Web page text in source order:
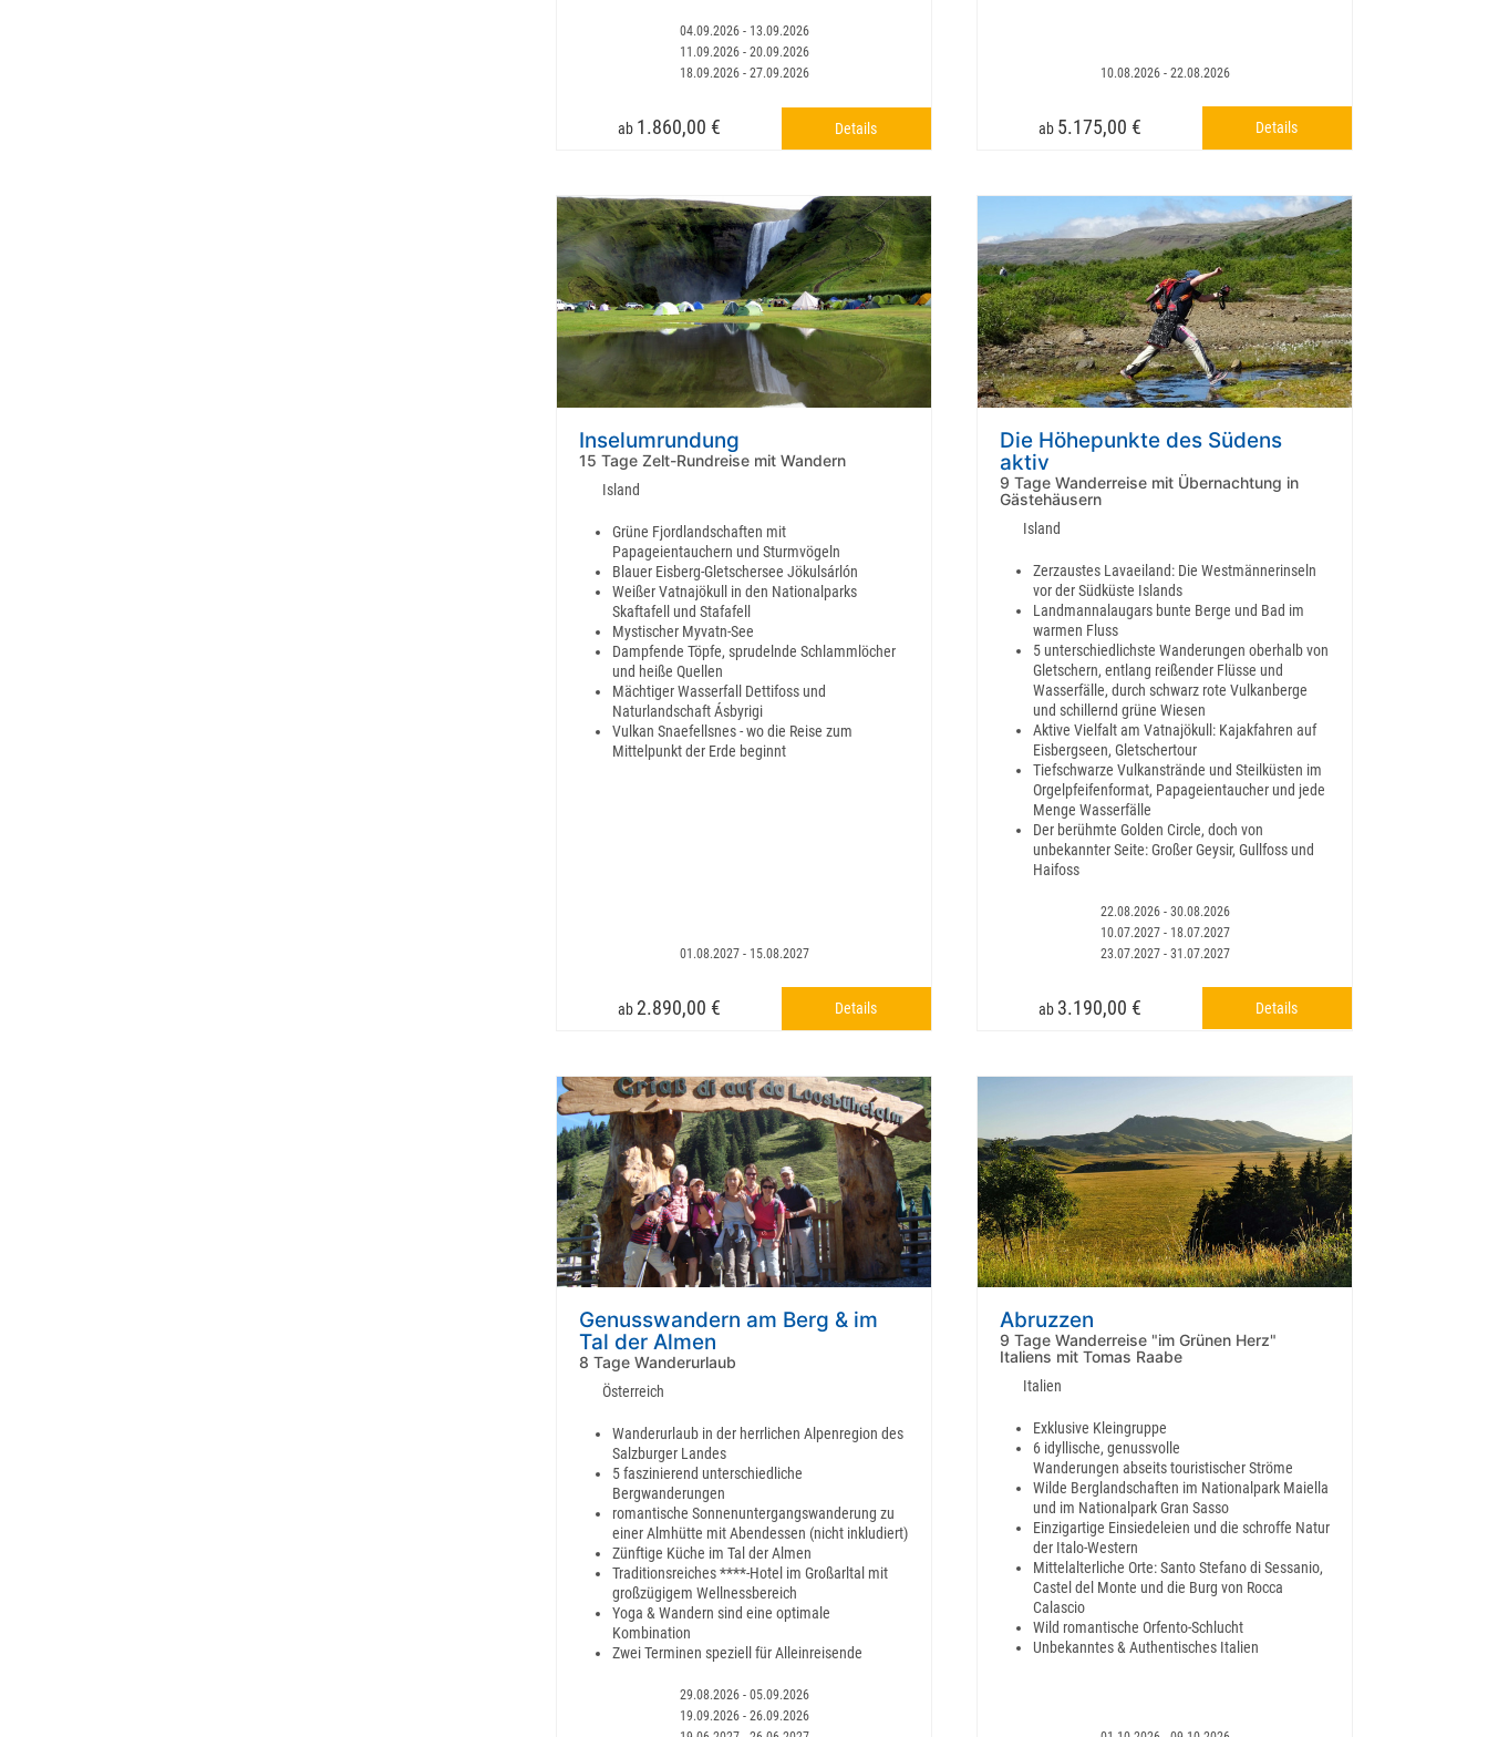
04.09.2026 - 13.09.2026
11.09.2026 - 20.09.2026
18.09.2026 - 27.09.2026
ab 1.860,00 € Details
10.08.2026 - 22.08.2026
ab 5.175,00 € Details
Inselumrundung
15 Tage Zelt-Rundreise mit Wandern
Island
Grüne Fjordlandschaften mit
Papageientauchern und Sturmvögeln
Blauer Eisberg-Gletschersee Jökulsárlón
Weißer Vatnajökull in den Nationalparks
Skaftafell und Stafafell
Mystischer Myvatn-See
Dampfende Töpfe, sprudelnde Schlammlöcher
und heiße Quellen
Mächtiger Wasserfall Dettifoss und
Naturlandschaft Ásbyrigi
Vulkan Snaefellsnes - wo die Reise zum
Mittelpunkt der Erde beginnt
01.08.2027 - 15.08.2027
ab 2.890,00 € Details
Die Höhepunkte des Südens
aktiv
9 Tage Wanderreise mit Übernachtung in
Gästehäusern
Island
Zerzaustes Lavaeiland: Die Westmännerinseln
vor der Südküste Islands
Landmannalaugars bunte Berge und Bad im
warmen Fluss
5 unterschiedlichste Wanderungen oberhalb von
Gletschern, entlang reißender Flüsse und
Wasserfälle, durch schwarz rote Vulkanberge
und schillernd grüne Wiesen
Aktive Vielfalt am Vatnajökull: Kajakfahren auf
Eisbergseen, Gletschertour
Tiefschwarze Vulkanstrände und Steilküsten im
Orgelpfeifenformat, Papageientaucher und jede
Menge Wasserfälle
Der berühmte Golden Circle, doch von
unbekannter Seite: Großer Geysir, Gullfoss und
Haifoss
22.08.2026 - 30.08.2026
10.07.2027 - 18.07.2027
23.07.2027 - 31.07.2027
ab 3.190,00 € Details
Genusswandern am Berg & im
Tal der Almen
8 Tage Wanderurlaub
Österreich
Wanderurlaub in der herrlichen Alpenregion des
Salzburger Landes
5 faszinierend unterschiedliche
Bergwanderungen
romantische Sonnenuntergangswanderung zu
einer Almhütte mit Abendessen (nicht inkludiert)
Zünftige Küche im Tal der Almen
Traditionsreiches ****-Hotel im Großarltal mit
großzügigem Wellnessbereich
Yoga & Wandern sind eine optimale
Kombination
Zwei Terminen speziell für Alleinreisende
29.08.2026 - 05.09.2026
19.09.2026 - 26.09.2026
Abruzzen
9 Tage Wanderreise "im Grünen Herz"
Italiens mit Tomas Raabe
Italien
Exklusive Kleingruppe
6 idyllische, genussvolle
Wanderungen abseits touristischer Ströme
Wilde Berglandschaften im Nationalpark Maiella
und im Nationalpark Gran Sasso
Einzigartige Einsiedeleien und die schroffe Natur
der Italo-Western
Mittelalterliche Orte: Santo Stefano di Sessanio,
Castel del Monte und die Burg von Rocca
Calascio
Wild romantische Orfento-Schlucht
Unbekanntes & Authentisches Italien